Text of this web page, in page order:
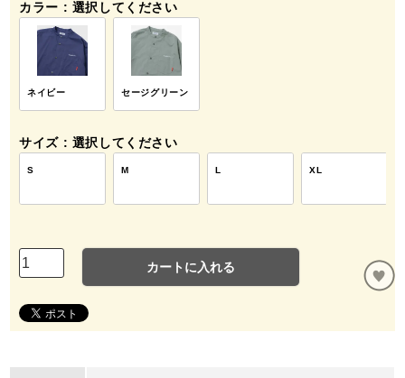
カラー 選択してください
ネイビー セージグリーン
サイズ 選択してください
S M L XL
カートに入れる